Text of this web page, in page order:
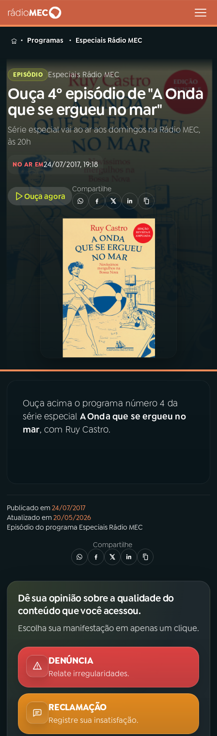
MENU
Buscar
na
Rádio
MEC
Buscar
AO VIVO
INÍCIO
PROGRAMAÇÃO
PROGRAMAS
PODCASTS
VIDEOCASTS
07ÚLTIMAS
08PRÊMIO RÁDIO MEC
ACOMPANHE A RÁDIO MEC
TikTok
Programas Especiais Rádio MEC
EPISÓDIO Especiais Rádio MEC
Ouça 4º episódio de "A Onda
que se ergueu no mar"
Série especial vai ao ar aos domingos na Rádio MEC,
às 20h
NO AR EM24/07/2017, 19:18
Ouça agora
Compartilhe
Ouça acima o programa número 4 da
série especial A Onda que se ergueu no
mar, com Ruy Castro.
Publicado em24/07/2017
Atualizado em20/05/2026
Episódio do programa Especiais Rádio MEC
Compartilhe
Dê sua opinião sobre a qualidade do
conteúdo que você acessou.
Escolha sua manifestação em apenas um clique.
DENÚNCIA
Relate irregularidades.
RECLAMAÇÃO
Registre sua insatisfação.